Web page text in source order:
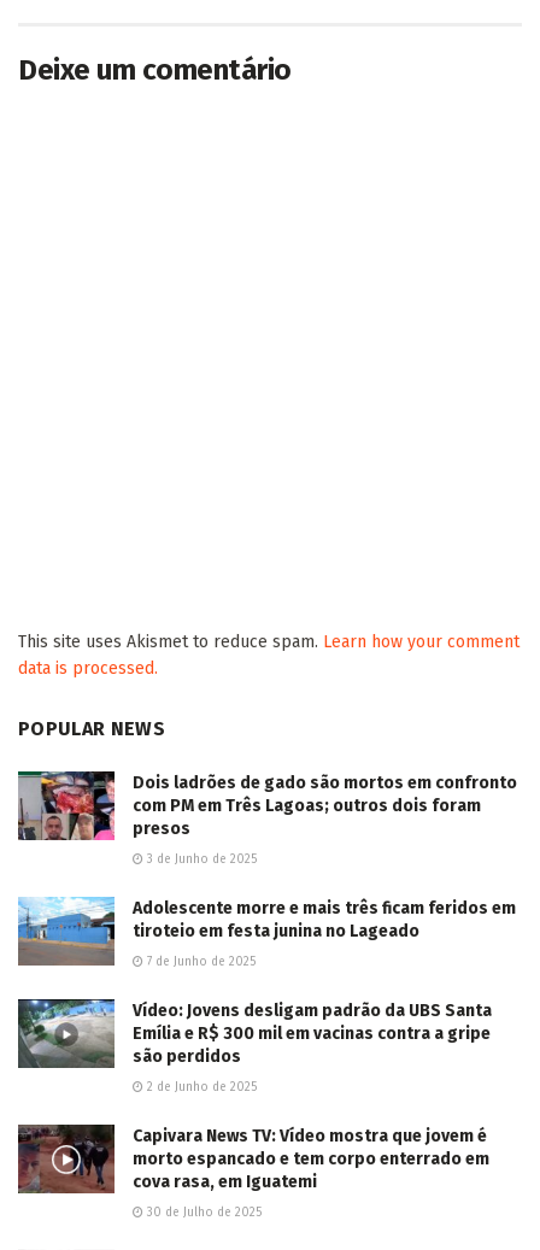
Deixe um comentário
This site uses Akismet to reduce spam. Learn how your comment
data is processed.
POPULAR NEWS
Dois ladrões de gado são mortos em confronto
com PM em Três Lagoas; outros dois foram
presos
3 de Junho de 2025
Adolescente morre e mais três ficam feridos em
tiroteio em festa junina no Lageado
7 de Junho de 2025
Vídeo: Jovens desligam padrão da UBS Santa
Emília e R$ 300 mil em vacinas contra a gripe
são perdidos
2 de Junho de 2025
Capivara News TV: Vídeo mostra que jovem é
morto espancado e tem corpo enterrado em
cova rasa, em Iguatemi
30 de Julho de 2025